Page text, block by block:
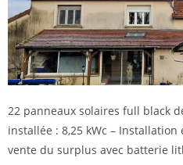
22 panneaux solaires full black
installée : 8,25 kWc –
vente du surplus avec batterie